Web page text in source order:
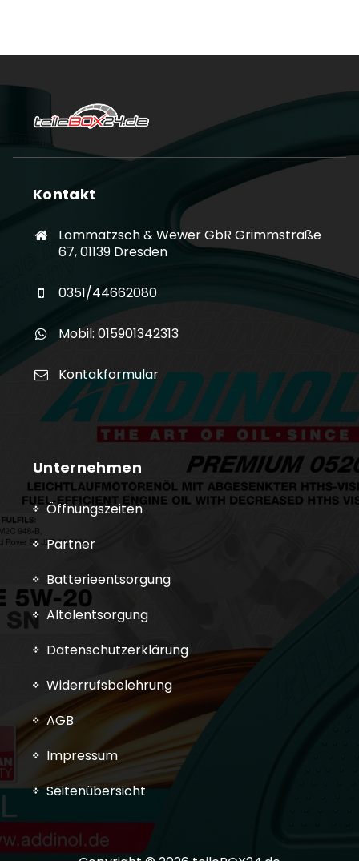
Kontakt
Lommatzsch & Wewer GbR Grimmstraße
67, 01139 Dresden
0351/44662080
Mobil: 015901342313
Kontakformular
Unternehmen
Öffnungszeiten
Partner
Batterieentsorgung
Altölentsorgung
Datenschutzerklärung
Widerrufsbelehrung
AGB
Impressum
Seitenübersicht